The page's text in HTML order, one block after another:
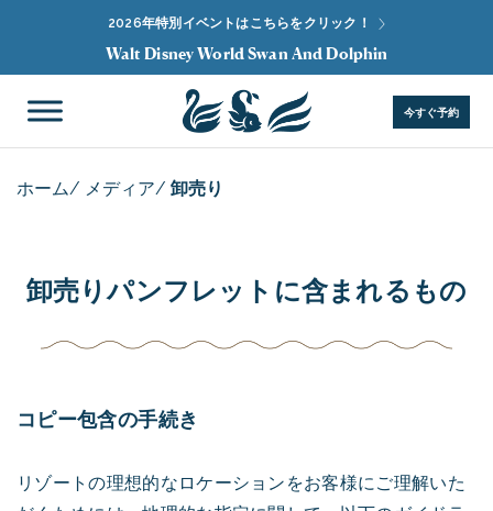
2026年特別イベントはこちらをクリック！
Walt Disney World Swan And Dolphin
今すぐ予約
ホーム/ メディア/ 卸売り
卸売りパンフレットに含まれるもの
コピー包含の手続き
リゾートの理想的なロケーションをお客様にご理解いた